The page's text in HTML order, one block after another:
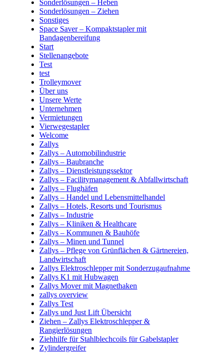
Sonderlösungen – Heben
Sonderlösungen – Ziehen
Sonstiges
Space Saver – Kompaktstapler mit
Bandagenbereifung
Start
Stellenangebote
Test
test
Trolleymover
Über uns
Unsere Werte
Unternehmen
Vermietungen
Vierwegestapler
Welcome
Zallys
Zallys – Automobilindustrie
Zallys – Baubranche
Zallys – Dienstleistungssektor
Zallys – Facilitymanagement & Abfallwirtschaft
Zallys – Flughäfen
Zallys – Handel und Lebensmittelhandel
Zallys – Hotels, Resorts und Tourismus
Zallys – Industrie
Zallys – Kliniken & Healthcare
Zallys – Kommunen & Bauhöfe
Zallys – Minen und Tunnel
Zallys – Pflege von Grünflächen & Gärtnereien,
Landwirtschaft
Zallys Elektroschlepper mit Sonderzugaufnahme
Zallys K1 mit Hubwagen
Zallys Mover mit Magnethaken
zallys overview
Zallys Test
Zallys und Just Lift Übersicht
Ziehen – Zallys Elektroschlepper &
Rangierlösungen
Ziehhilfe für Stahlblechcoils für Gabelstapler
Zylindergreifer